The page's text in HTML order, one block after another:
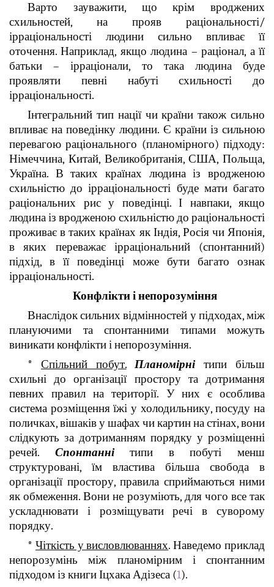
Варто зауважити, що крім вроджених
схильностей, на прояв раціональності/
ірраціональності людини сильно впливає її
оточення. Наприклад, якщо людина – раціонал, а її
батьки – ірраціонали, то така людина буде
проявляти певні набуті схильності до
ірраціональності.
Інтегральний тип нації чи країни також сильно
впливає на поведінку людини. Є країни із сильною
перевагою раціонального (планомірного) підходу:
Німеччина, Китай, Великобританія, США, Польща,
Україна. В таких країнах людина із вродженою
схильністю до ірраціональності буде мати багато
раціональних рис у поведінці. І навпаки, якщо
людина із вродженою схильністю до раціональності
проживає в таких країнах як Індія, Росія чи Японія,
в яких переважає ірраціональний (спонтанний)
підхід, в її поведінці може бути багато ознак
ірраціональності.
Конфлікти і непорозуміння
Внаслідок сильних відмінностей у підходах, між
плануючими та спонтанними типами можуть
виникати конфлікти і непорозуміння.
* Спільний побут. Планомірнітипи більш
схильні до організації простору та дотримання
певних правил на території. У них є особлива
система розміщення їжі у холодильнику, посуду на
поличках, вішаків у шафах чи картин на стінах, вони
слідкують за дотриманням порядку у розміщенні
речей. Спонтаннітипи в побуті менш
структуровані, їм властива більша свобода в
організації простору, правила сприймаються ними
як обмеження. Вони не розуміють, для чого все так
ускладнювати і розміщувати речі в суворому
порядку.
* Чіткість у висловлюваннях. Наведемо приклад
непорозумінь між планомірним і спонтанним
підходом із книги Іцхака Адізеса (1).